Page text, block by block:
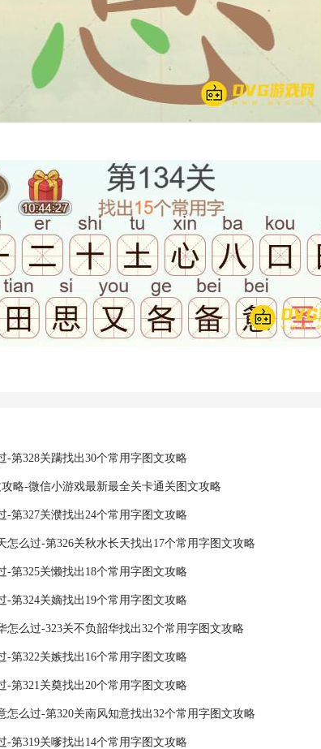
-第328关蹒找出30个常用字图文攻略
略-微信小游戏最新最全关卡通关图文攻略
-第327关濮找出24个常用字图文攻略
怎么过-第326关秋水长天找出17个常用字图文攻略
-第325关懒找出18个常用字图文攻略
-第324关嫡找出19个常用字图文攻略
怎么过-323关不负韶华找出32个常用字图文攻略
-第322关嫉找出16个常用字图文攻略
-第321关奠找出20个常用字图文攻略
怎么过-第320关南风知意找出32个常用字图文攻略
-第319关嗲找出14个常用字图文攻略